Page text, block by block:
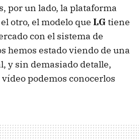
por un lado, la plataforma
otro, el modelo que LGtiene
con el sistema de
hemos estado viendo de una
y sin demasiado detalle,
podemos conocerlos